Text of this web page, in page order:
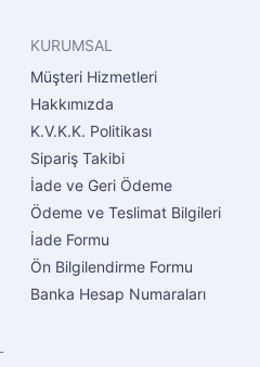
KURUMSAL
Müşteri Hizmetleri
Hakkımızda
K.V.K.K. Politikası
Sipariş Takibi
İade ve Geri Ödeme
Ödeme ve Teslimat Bilgileri
İade Formu
Ön Bilgilendirme Formu
Banka Hesap Numaraları